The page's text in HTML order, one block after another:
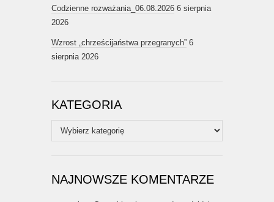
Codzienne rozważania_06.08.2026 6 sierpnia
2026
Wzrost „chrześcijaństwa przegranych” 6
sierpnia 2026
KATEGORIA
Kategoria
NAJNOWSZE KOMENTARZE